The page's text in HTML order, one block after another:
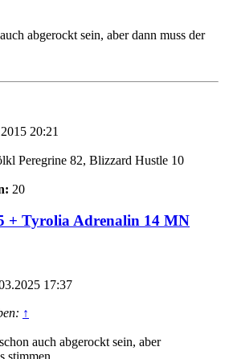
abgerockt sein, aber dann muss der
20:21
Peregrine 82, Blizzard Hustle 10
20
+ Tyrolia Adrenalin 14 MN
17:37
↑
auch abgerockt sein, aber
stimmen.